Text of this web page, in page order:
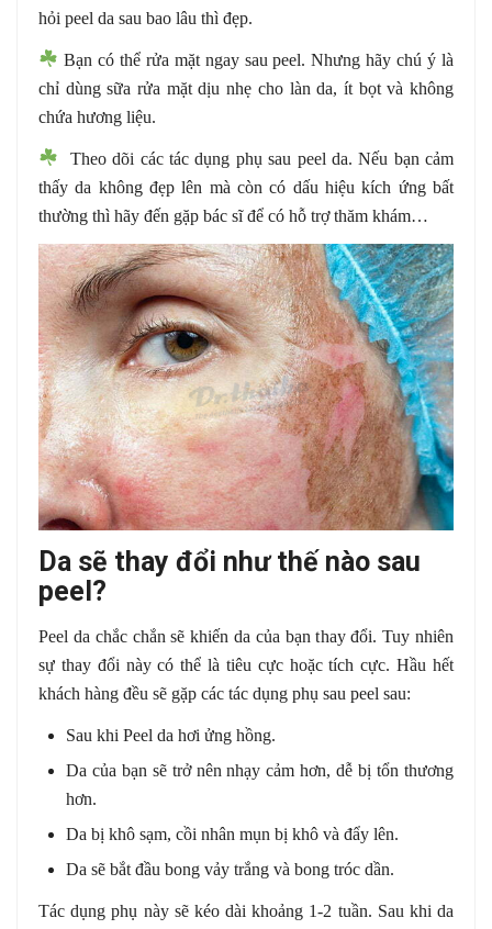
hỏi peel da sau bao lâu thì đẹp.
Bạn có thể rửa mặt ngay sau peel. Nhưng hãy chú ý là
chỉ dùng sữa rửa mặt dịu nhẹ cho làn da, ít bọt và không
chứa hương liệu.
Theo dõi các tác dụng phụ sau peel da. Nếu bạn cảm
thấy da không đẹp lên mà còn có dấu hiệu kích ứng bất
thường thì hãy đến gặp bác sĩ để có hỗ trợ thăm khám…
Da sẽ thay đổi như thế nào sau
peel?
Peel da chắc chắn sẽ khiến da của bạn thay đổi. Tuy nhiên
sự thay đổi này có thể là tiêu cực hoặc tích cực. Hầu hết
khách hàng đều sẽ gặp các tác dụng phụ sau peel sau:
Sau khi Peel da hơi ửng hồng.
Da của bạn sẽ trở nên nhạy cảm hơn, dễ bị tổn thương
hơn.
Da bị khô sạm, cồi nhân mụn bị khô và đẩy lên.
Da sẽ bắt đầu bong vảy trắng và bong tróc dần.
Tác dụng phụ này sẽ kéo dài khoảng 1-2 tuần. Sau khi da